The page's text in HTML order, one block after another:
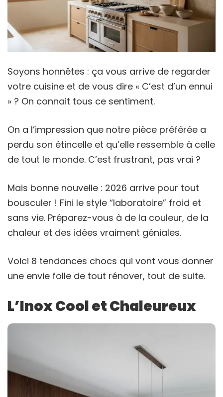
Soyons honnêtes : ça vous arrive de regarder
votre cuisine et de vous dire « C’est d’un ennui
» ? On connait tous ce sentiment.
On a l’impression que notre pièce préférée a
perdu son étincelle et qu’elle ressemble à celle
de tout le monde. C’est frustrant, pas vrai ?
Mais bonne nouvelle : 2026 arrive pour tout
bousculer ! Fini le style “laboratoire” froid et
sans vie. Préparez-vous à de la couleur, de la
chaleur et des idées vraiment géniales.
Voici 8 tendances chocs qui vont vous donner
une envie folle de tout rénover, tout de suite.
L’Inox Cool et Chaleureux